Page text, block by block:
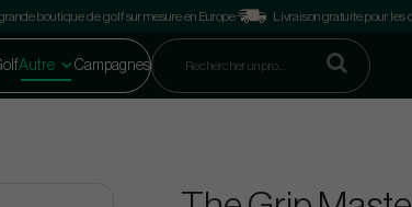
boutique de golf sur mesure en Europe Livraison gratuite pour les
Autre Campagnes